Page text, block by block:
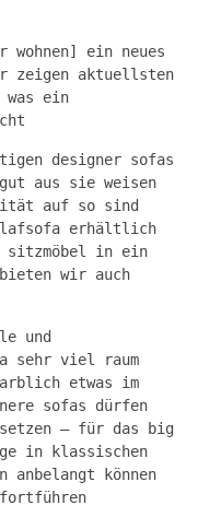
wohnen] ein neues
zeigen aktuellsten
was ein
designer sofas
aus sie weisen
auf so sind
erhältlich
sitzmöbel in ein
wir auch
und
sehr viel raum
etwas im
sofas dürfen
– für das big
in klassischen
anbelangt können